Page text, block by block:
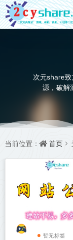
次元share
源，破解
戏,switch游
当前位置： 首页
暂无标签